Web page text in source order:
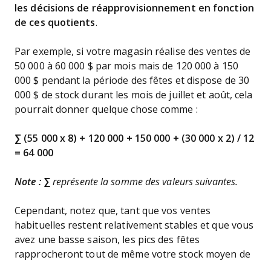
les décisions de réapprovisionnement en fonction
de ces quotients.
Par exemple, si votre magasin réalise des ventes de
50 000 à 60 000 $ par mois mais de 120 000 à 150
000 $ pendant la période des fêtes et dispose de 30
000 $ de stock durant les mois de juillet et août, cela
pourrait donner quelque chose comme :
∑ (55 000 x 8) + 120 000 + 150 000 + (30 000 x 2) / 12
= 64 000
Note : ∑représente la somme des valeurs suivantes.
Cependant, notez que, tant que vos ventes
habituelles restent relativement stables et que vous
avez une basse saison, les pics des fêtes
rapprocheront tout de même votre stock moyen de